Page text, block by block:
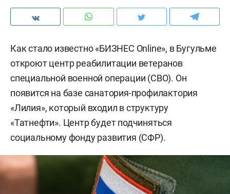
Как стало известно «БИЗНЕС Online», в Бугульме
откроют центр реабилитации ветеранов
специальной военной операции (СВО). Он
появится на базе санатория-профилактория
«Лилия», который входил в структуру
«Татнефти». Центр будет подчиняться
социальному фонду развития (СФР).